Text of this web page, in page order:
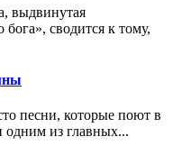
выдвинутая
сводится к тому,
песни, которые поют в
одним из главных...